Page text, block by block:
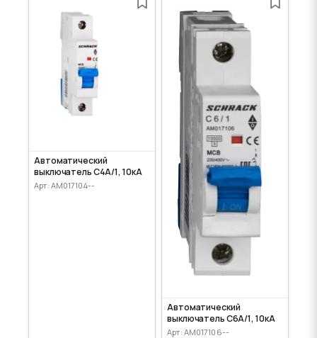
Автоматический
выключатель C4А/1, 10кА
Арт: AM017104--
Автоматический
выключатель C6А/1, 10кА
Арт: AM017106--